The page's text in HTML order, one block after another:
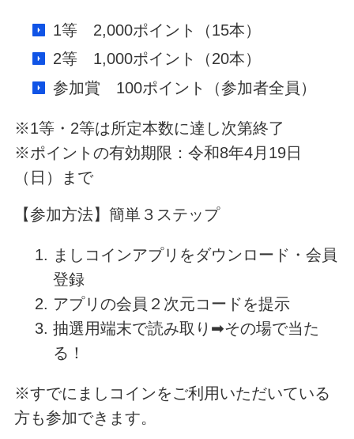
1等 2,000ポイント（15本）
2等 1,000ポイント（20本）
参加賞 100ポイント（参加者全員）
※1等・2等は所定本数に達し次第終了
※ポイントの有効期限：令和8年4月19日
（日）まで
【参加方法】簡単３ステップ
ましコインアプリをダウンロード・会員
登録
アプリの会員２次元コードを提示
抽選用端末で読み取り➡その場で当た
る！
※すでにましコインをご利用いただいている
方も参加できます。